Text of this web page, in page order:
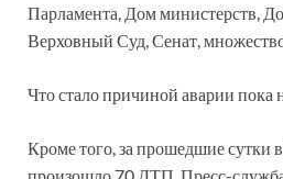
Парламента, Дом министерств,
Верховный Суд, Сенат,
Что стало причиной аварии пока
Кроме того, за прошедшие сутки